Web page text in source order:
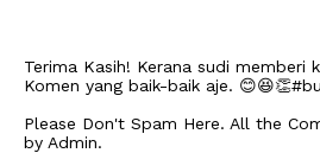
Terima Kasih! Kerana sudi memberi
Komen yang baik-baik aje.
Please Don't Spam Here. All the
by Admin.